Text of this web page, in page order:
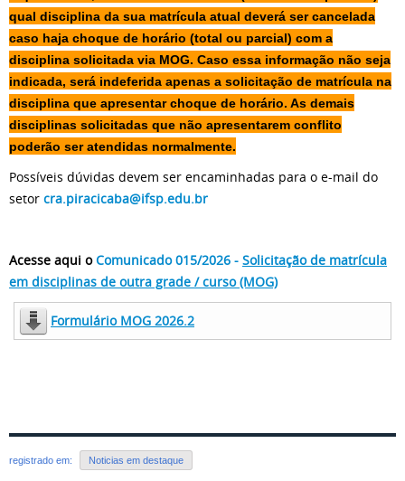
qual disciplina da sua matrícula atual deverá ser cancelada
caso haja choque de horário (total ou parcial) com a
disciplina solicitada via MOG. Caso essa informação não seja
indicada, será indeferida apenas a solicitação de matrícula na
disciplina que apresentar choque de horário. As demais
disciplinas solicitadas que não apresentarem conflito
poderão ser atendidas normalmente.
Possíveis dúvidas devem ser encaminhadas para o e-mail do
setor cra.piracicaba@ifsp.edu.br
Acesse aqui oComunicado 015/2026 - Solicitação de matrícula
em disciplinas de outra grade / curso (MOG)
Formulário MOG 2026.2
registrado em: Noticias em destaque